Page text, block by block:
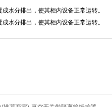
水分排出，使其柜内设备正常运转。
水分排出，使其柜内设备正常运转。